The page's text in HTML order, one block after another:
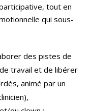
tout en
qui sous-
des pistes de
travail et de libérer
animé par un